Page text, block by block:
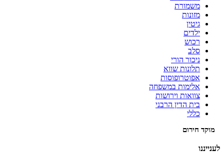
משמורת
מזונות
גיטין
ילדים
רכוש
סלב
ניכור הורי
תלונות שווא
אפוטרופוסות
אלימות במשפחה
צוואות וירושות
בית הדין הרבני
כללי
מוקד חירום
לענייננו